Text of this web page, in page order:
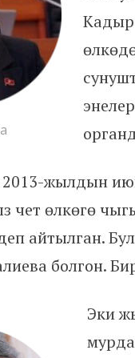
2013-жылдын
чет өлкөгө
айтылган.
болгон.
Эки